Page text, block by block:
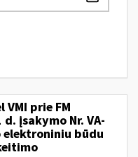
prie FM
įsakymo Nr. VA-
elektroniniu būdu